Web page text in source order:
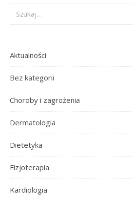
Aktualności
Bez kategorii
Choroby i zagrożenia
Dermatologia
Dietetyka
Fizjoterapia
Kardiologia